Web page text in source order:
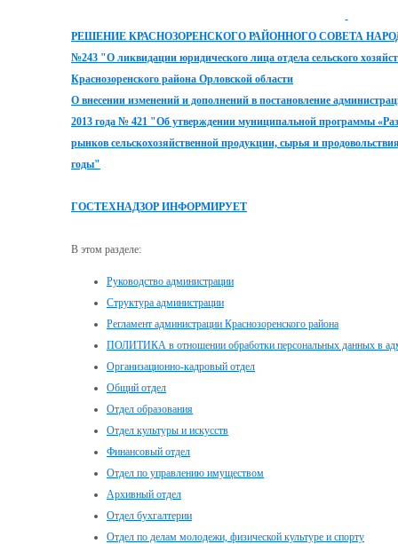
РЕШЕНИЕ КРАСНОЗОРЕНСКОГО РАЙОННОГО СОВЕТА
№243 "О ликвидации юридического лица отдела сельского
Краснозоренского района Орловской области
О внесении изменений и дополнений в постановление
2013 года № 421 "Об утверждении муниципальной программы
рынков сельскохозяйственной продукции, сырья и
годы"
ГОСТЕХНАДЗОР ИНФОРМИРУЕТ
В этом разделе:
Руководство администрации
Структура администрации
Регламент администрации Краснозоренского района
ПОЛИТИКА в отношении обработки персональных данных в
Организационно-кадровый отдел
Общий отдел
Отдел образования
Отдел культуры и искусств
Финансовый отдел
Отдел по управлению имуществом
Архивный отдел
Отдел бухгалтерии
Отдел по делам молодежи, физической культуре и спорту